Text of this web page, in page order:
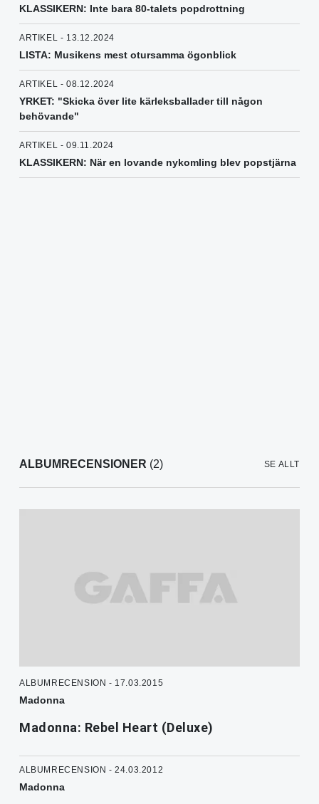
KLASSIKERN: Inte bara 80-talets popdrottning
ARTIKEL - 13.12.2024
LISTA: Musikens mest otursamma ögonblick
ARTIKEL - 08.12.2024
YRKET: "Skicka över lite kärleksballader till någon
behövande"
ARTIKEL - 09.11.2024
KLASSIKERN: När en lovande nykomling blev popstjärna
ALBUMRECENSIONER (2) SE ALLT
ALBUMRECENSION - 17.03.2015
Madonna
Madonna: Rebel Heart (Deluxe)
ALBUMRECENSION - 24.03.2012
Madonna